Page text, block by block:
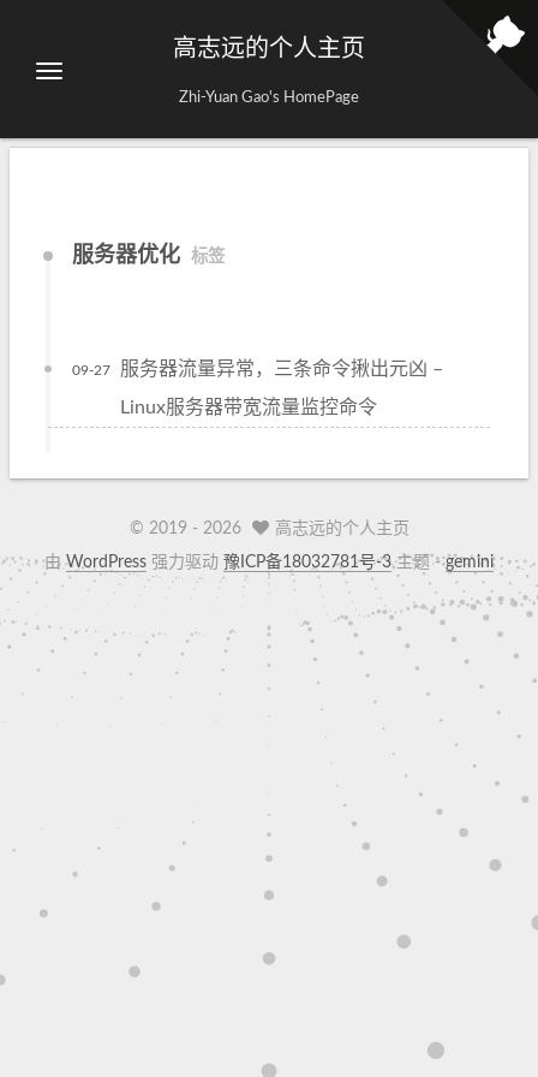
高志远的个人主页
Zhi-Yuan Gao's HomePage
服务器优化 标签
服务器流量异常，三条命令揪出元凶 –
Linux服务器带宽流量监控命令
09-27
© 2019 - 2026
高志远的个人主页
由WordPress 强力驱动 豫ICP备18032781号-3 主题 -gemini